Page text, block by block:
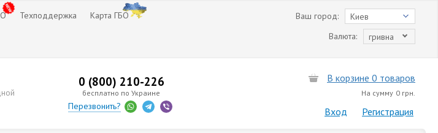
Техподдержка Карта ГБО Киев
Ваш город:
гривна
Валюта:
0 (800) 210-226
бесплатно по Украине
Перезвонить?
В корзине 0 товаров
На сумму 0 грн.
Вход Регистрация